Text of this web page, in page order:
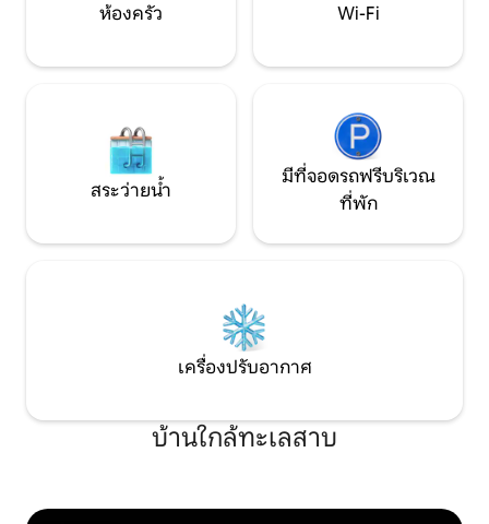
ห้องครัว Wi-Fi
สระว่ายน้ำ
มีที่จอดรถฟรีบริเวณ
ที่พัก
เครื่องปรับอากาศ
บ้านใกล้ทะเลสาบ